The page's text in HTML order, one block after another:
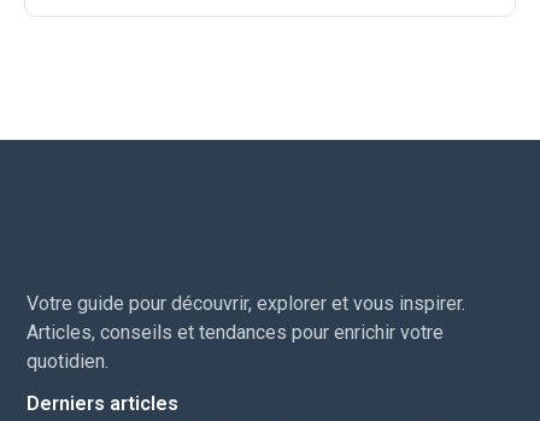
Votre guide pour découvrir, explorer et vous inspirer.
Articles, conseils et tendances pour enrichir votre
quotidien.
Derniers articles